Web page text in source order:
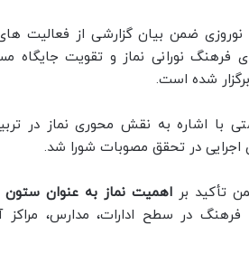
ضمن بیان گزارشی از فعالیت
فرهنگ نورانی نماز و تقویت جایگاه
شده است.
با اشاره به نقش محوری نماز در
اجرایی در تحقق مصوبات شورا شد.
تأکید براهمیت نماز به عنوان
در سطح ادارات، مدارس،